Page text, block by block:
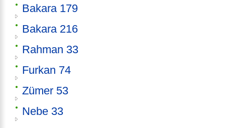
Bakara 179
Bakara 216
Rahman 33
Furkan 74
Zümer 53
Nebe 33